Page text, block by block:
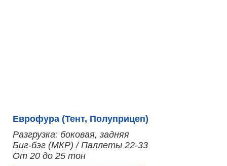
Еврофура (Тент, Полуприцеп)
Разгрузка: боковая, задняя
Биг-бэг (МКР) / Паллеты 22-33
От 20 до 25 тон